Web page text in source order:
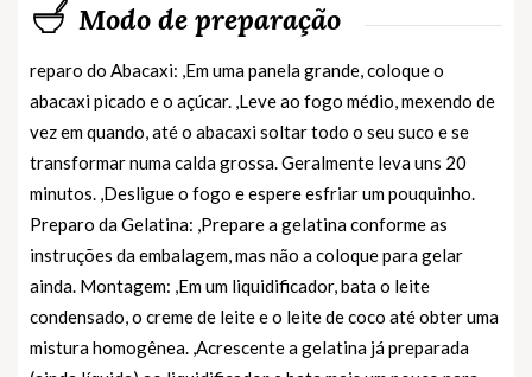
Modo de preparação
reparo do Abacaxi: ,Em uma panela grande, coloque o
abacaxi picado e o açúcar. ,Leve ao fogo médio, mexendo de
vez em quando, até o abacaxi soltar todo o seu suco e se
transformar numa calda grossa. Geralmente leva uns 20
minutos. ,Desligue o fogo e espere esfriar um pouquinho.
Preparo da Gelatina: ,Prepare a gelatina conforme as
instruções da embalagem, mas não a coloque para gelar
ainda. Montagem: ,Em um liquidificador, bata o leite
condensado, o creme de leite e o leite de coco até obter uma
mistura homogênea. ,Acrescente a gelatina já preparada